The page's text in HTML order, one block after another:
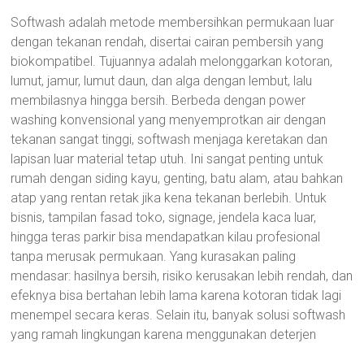
Softwash adalah metode membersihkan permukaan luar
dengan tekanan rendah, disertai cairan pembersih yang
biokompatibel. Tujuannya adalah melonggarkan kotoran,
lumut, jamur, lumut daun, dan alga dengan lembut, lalu
membilasnya hingga bersih. Berbeda dengan power
washing konvensional yang menyemprotkan air dengan
tekanan sangat tinggi, softwash menjaga keretakan dan
lapisan luar material tetap utuh. Ini sangat penting untuk
rumah dengan siding kayu, genting, batu alam, atau bahkan
atap yang rentan retak jika kena tekanan berlebih. Untuk
bisnis, tampilan fasad toko, signage, jendela kaca luar,
hingga teras parkir bisa mendapatkan kilau profesional
tanpa merusak permukaan. Yang kurasakan paling
mendasar: hasilnya bersih, risiko kerusakan lebih rendah, dan
efeknya bisa bertahan lebih lama karena kotoran tidak lagi
menempel secara keras. Selain itu, banyak solusi softwash
yang ramah lingkungan karena menggunakan deterjen